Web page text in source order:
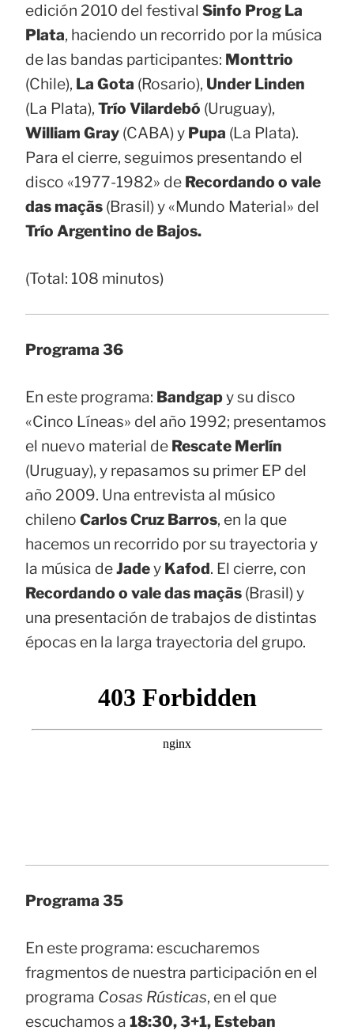
edición 2010 del festival Sinfo Prog La
Plata, haciendo un recorrido por la música
de las bandas participantes: Monttrio
(Chile), La Gota (Rosario), Under Linden
(La Plata), Trío Vilardebó (Uruguay),
William Gray (CABA) y Pupa (La Plata).
Para el cierre, seguimos presentando el
disco «1977-1982» de Recordando o vale
das maçãs (Brasil) y «Mundo Material» del
Trío Argentino de Bajos.
(Total: 108 minutos)
Programa 36
En este programa: Bandgapy su disco
«Cinco Líneas» del año 1992; presentamos
el nuevo material de Rescate Merlín
(Uruguay), y repasamos su primer EP del
año 2009. Una entrevista al músico
chileno Carlos Cruz Barros, en la que
hacemos un recorrido por su trayectoria y
la música deJadey Kafod. El cierre, con
Recordando o vale das maçãs (Brasil) y
una presentación de trabajos de distintas
épocas en la larga trayectoria del grupo.
Programa 35
En este programa: escucharemos
fragmentos de nuestra participación en el
programa Cosas Rústicas, en el que
escuchamos a 18:30, 3+1, Esteban